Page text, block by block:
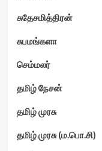
சுதேசமித்திரன்
சுபமங்களா
செம்மலர்
தமிழ் நேசன்
தமிழ் முரசு
தமிழ் முரசு (ம.பொ.சி)